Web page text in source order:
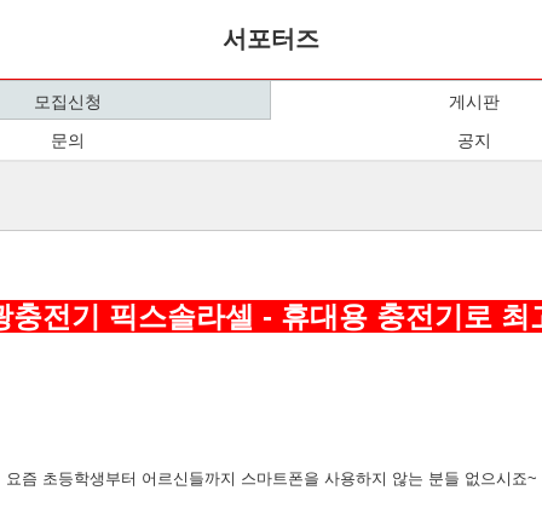
서포터즈
모집신청 게시판
문의
공지
충전기 픽스솔라셀 - 휴대용 충전기로 최
요즘 초등학생부터 어르신들까지 스마트폰을 사용하지 않는 분들 없으시죠~